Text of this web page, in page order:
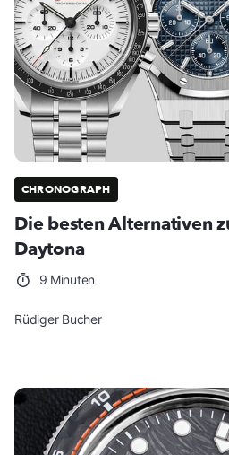
CHRONOGRAPH
Die besten Alternativen
Daytona
9 Minuten
Rüdiger Bucher